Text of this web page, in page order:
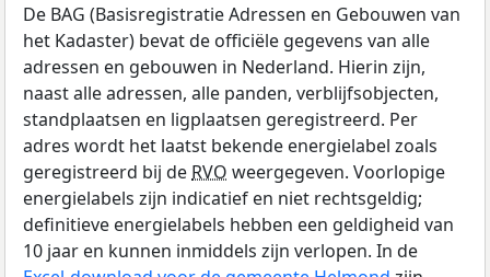
De BAG (Basisregistratie Adressen en Gebouwen van
het Kadaster) bevat de officiële gegevens van alle
adressen en gebouwen in Nederland. Hierin zijn,
naast alle adressen, alle panden, verblijfsobjecten,
standplaatsen en ligplaatsen geregistreerd. Per
adres wordt het laatst bekende energielabel zoals
geregistreerd bij de RVO weergegeven. Voorlopige
energielabels zijn indicatief en niet rechtsgeldig;
definitieve energielabels hebben een geldigheid van
10 jaar en kunnen inmiddels zijn verlopen. In de